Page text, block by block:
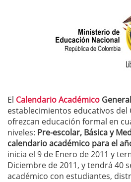
El Calendario Académico
establecimientos educativos del
ofrezcan educación formal en
niveles: Pre-escolar, Básica y
calendario académico para el
inicia el 9 de Enero de 2011 y
Diciembre de 2011, y tendrá 40
académico con estudiantes,